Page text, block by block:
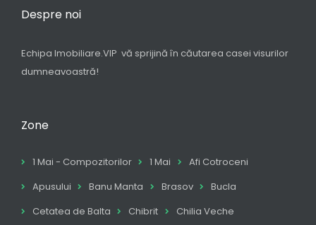
Despre noi
Echipa Imobiliare.VIP vă sprijină în căutarea casei visurilor
dumneavoastră!
Zone
1 Mai - Compozitorilor 1 Mai
Afi Cotroceni
Apusului
Banu Manta Brasov
Bucla
Cetatea de Balta
Chibrit
Chilia Veche